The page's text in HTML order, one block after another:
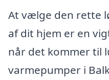
At vælge den rette
af dit hjem er en
når det kommer til
varmepumper i